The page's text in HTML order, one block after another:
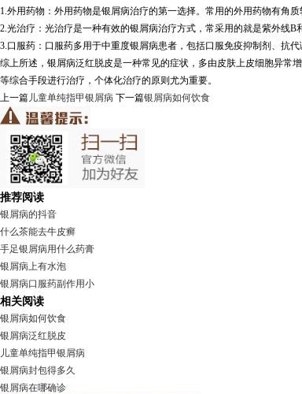
1.外用药物：外用药物是银屑病治疗的第一选择。常用的外用药物有角
2.光治疗：光治疗是一种有效的银屑病治疗方式，常采用的就是紫外线
3.口服药：口服药多用于中重度银屑病患者，包括口服免疫抑制剂、抗
综上所述，银屑病泛红脱皮是一种常见的症状，多由皮肤上皮细胞异常
等综合手段进行治疗，个体化治疗的原则尤为重要。
上一篇儿童单纯指甲银屑病 下一篇银屑病如何饮食
推荐阅读
银屑病的抖音
什么茶能去牛皮癣
手足银屑病用什么药膏
银屑病上有水泡
银屑病口服药副作用小
相关阅读
银屑病如何饮食
银屑病泛红脱皮
儿童单纯指甲银屑病
银屑病封包得多久
银屑病在哪确诊